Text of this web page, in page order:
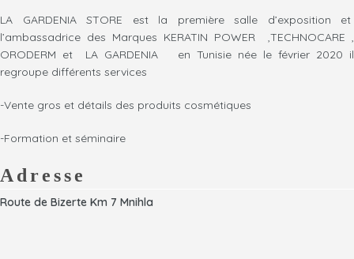
LA GARDENIA STORE est la première salle d’exposition et
l’ambassadrice des Marques KERATIN POWER ,TECHNOCARE ,
ORODERM et LA GARDENIA en Tunisie née le février 2020 il
regroupe différents services
-Vente gros et détails des produits cosmétiques
-Formation et séminaire
Adresse
Route de Bizerte Km 7 Mnihla